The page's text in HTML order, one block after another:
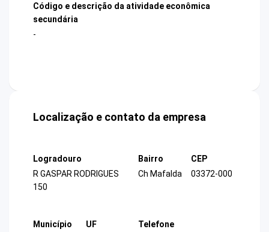
Código e descrição da atividade econômica
secundária
-
Localização e contato da empresa
Logradouro
R GASPAR RODRIGUES
150
Bairro
Ch Mafalda
CEP
03372-000
Município
UF
Telefone